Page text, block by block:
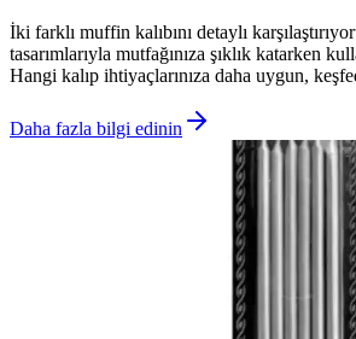
İki farklı muffin kalıbını detaylı
tasarımlarıyla mutfağınıza şıklık katarken
Hangi kalıp ihtiyaçlarınıza daha uygun,
Daha fazla bilgi edinin